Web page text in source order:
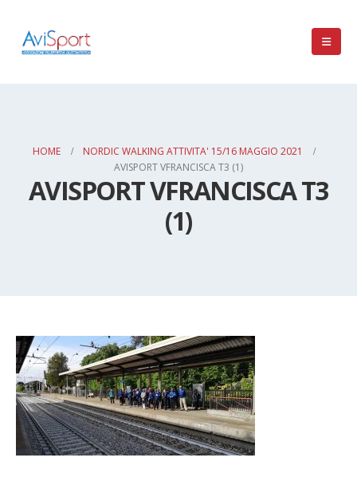
HOME
NORDIC WALKING ATTIVITA' 15/16 MAGGIO 2021
AVISPORT VFRANCISCA T3 (1)
AVISPORT VFRANCISCA T3
(1)